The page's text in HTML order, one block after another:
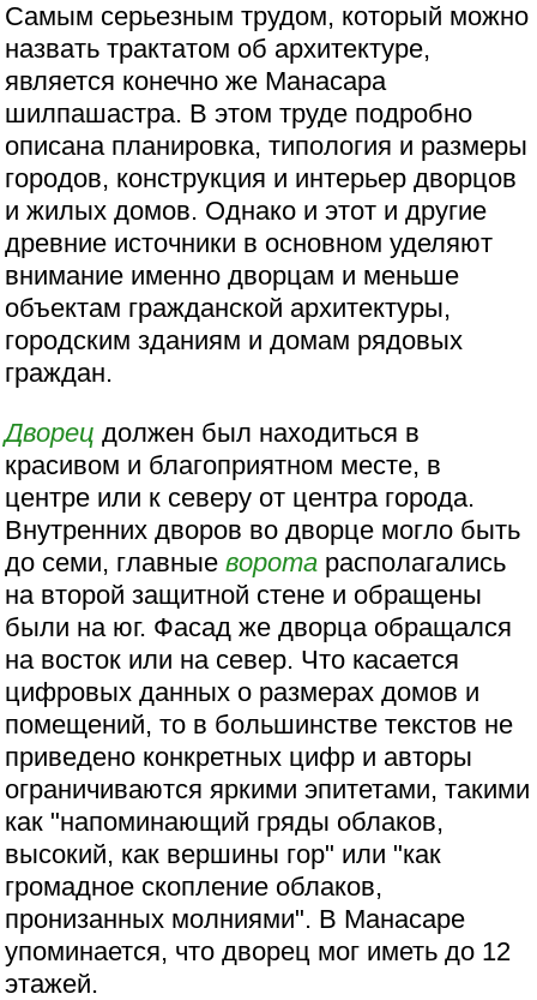
Самым серьезным трудом, который можно
назвать трактатом об архитектуре,
является конечно же Манасара
шилпашастра. В этом труде подробно
описана планировка, типология и размеры
городов, конструкция и интерьер дворцов
и жилых домов. Однако и этот и другие
древние источники в основном уделяют
внимание именно дворцам и меньше
объектам гражданской архитектуры,
городским зданиям и домам рядовых
граждан.
Дворец должен был находиться в
красивом и благоприятном месте, в
центре или к северу от центра города.
Внутренних дворов во дворце могло быть
до семи, главныеворота располагались
на второй защитной стене и обращены
были на юг. Фасад же дворца обращался
на восток или на север. Что касается
цифровых данных о размерах домов и
помещений, то в большинстве текстов не
приведено конкретных цифр и авторы
ограничиваются яркими эпитетами, такими
как "напоминающий гряды облаков,
высокий, как вершины гор" или "как
громадное скопление облаков,
пронизанных молниями". В Манасаре
упоминается, что дворец мог иметь до 12
этажей.